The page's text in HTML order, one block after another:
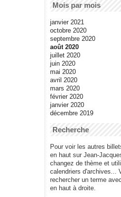
Mois par mois
janvier 2021
octobre 2020
septembre 2020
août 2020
juillet 2020
juin 2020
mai 2020
avril 2020
mars 2020
février 2020
janvier 2020
décembre 2019
Recherche
Pour voir les autres
en haut sur Jean-
changez de thème et
calendriers d'archives...
rechercher un terme
en haut à droite.